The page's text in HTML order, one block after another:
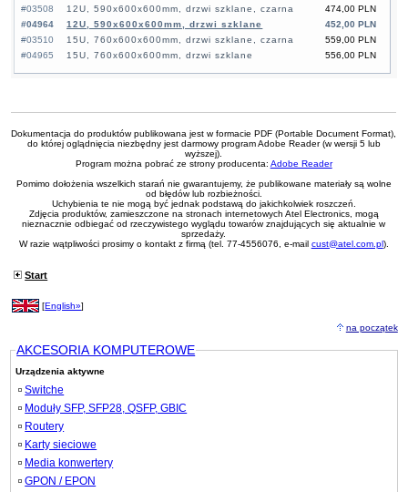
#03508
474,00 PLN
12U, 590x600x600mm, drzwi szklane, czarna
#04964
452,00 PLN
12U, 590x600x600mm, drzwi szklane
#03510
559,00 PLN
15U, 760x600x600mm, drzwi szklane, czarna
#04965
556,00 PLN
15U, 760x600x600mm, drzwi szklane
Dokumentacja do produktów publikowana jest w formacie PDF (Portable Document Format),
do której oglądnięcia niezbędny jest darmowy program Adobe Reader (w wersji 5 lub
wyższej).
Program można pobrać ze strony producenta: Adobe Reader
Pomimo dołożenia wszelkich starań nie gwarantujemy, że publikowane materiały są wolne
od błędów lub rozbieżności.
Uchybienia te nie mogą być jednak podstawą do jakichkolwiek roszczeń.
Zdjęcia produktów, zamieszczone na stronach internetowych Atel Electronics, mogą
nieznacznie odbiegać od rzeczywistego wyglądu towarów znajdujących się aktualnie w
sprzedaży.
W razie wątpliwości prosimy o kontakt z firmą (tel. 77-4556076, e-mail cust@atel.com.pl).
Start
[English»]
na początek
AKCESORIA KOMPUTEROWE
Urządzenia aktywne
Switche
Moduły SFP, SFP28, QSFP, GBIC
Routery
Karty sieciowe
Media konwertery
GPON / EPON